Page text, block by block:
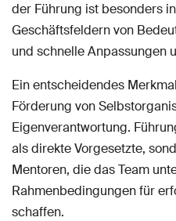
der Führung ist besonders
Geschäftsfeldern von
und schnelle Anpassungen
Ein entscheidendes
Förderung von
Eigenverantwortung.
als direkte Vorgesetzte,
Mentoren, die das Team
Rahmenbedingungen für
schaffen.